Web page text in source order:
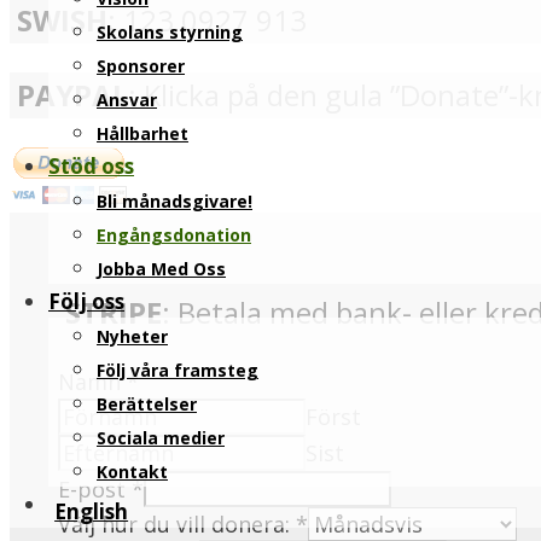
Skolans styrning
Sponsorer
Ansvar
Hållbarhet
Stöd oss
Bli månadsgivare!
Engångsdonation
Jobba Med Oss
Följ oss
Nyheter
Följ våra framsteg
Berättelser
Sociala medier
Kontakt
English
SWISH: 123 0927 913
PAYPAL: Klicka på den gula ”Donate”-
STRIPE: Betala med bank- eller
Namn*
E-post*
Välj hur du vill donera: *